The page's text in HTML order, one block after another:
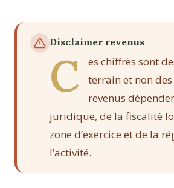
Disclaimer revenus
C
es chiffres sont
terrain et non
revenus
juridique, de la fiscalité
zone d’exercice et de la
l’activité.